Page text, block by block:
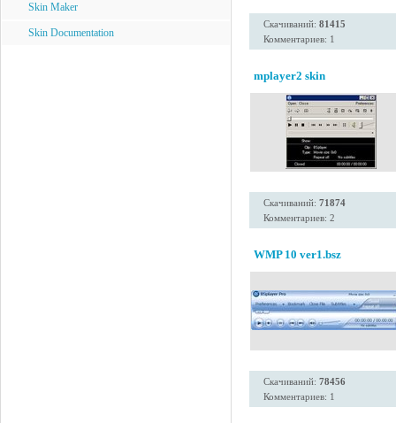
Skin Maker
Skin Documentation
Скачиваний: 81415
Комментариев: 1
mplayer2 skin
Скачиваний: 71874
Комментариев: 2
WMP 10 ver1.bsz
Скачиваний: 78456
Комментариев: 1